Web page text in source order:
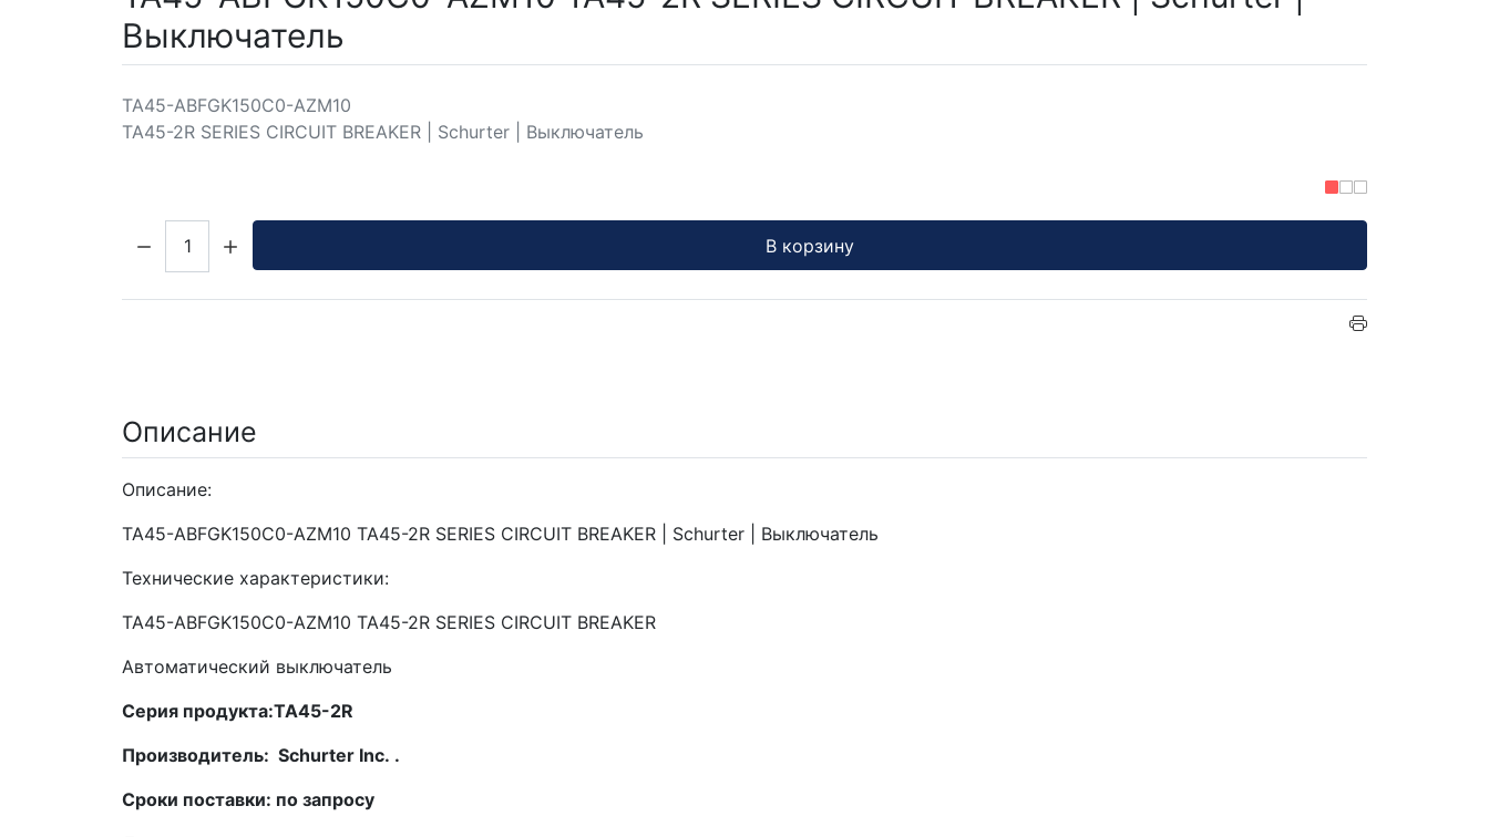
Выключатель
TA45-ABFGK150C0-AZM10
TA45-2R SERIES CIRCUIT BREAKER | Schurter | Выключатель
В корзину
Описание
Описание:
TA45-ABFGK150C0-AZM10 TA45-2R SERIES CIRCUIT BREAKER | Schurter | Выключатель
Технические характеристики:
TA45-ABFGK150C0-AZM10 TA45-2R SERIES CIRCUIT BREAKER
Автоматический выключатель
Серия продукта:TA45-2R
Производитель: Schurter Inc. .
Сроки поставки: по запросу